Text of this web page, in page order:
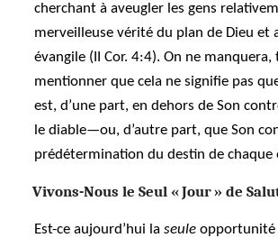
cherchant à aveugler les gens
merveilleuse vérité du plan de Dieu et
évangile (II Cor. 4:4). On ne
mentionner que cela ne signifie pas
est, d’une part, en dehors de Son
le diable—ou, d’autre part, que Son
prédétermination du destin de chaque
Vivons-Nous le Seul « Jour » de
Est-ce aujourd’hui laseule opportunité